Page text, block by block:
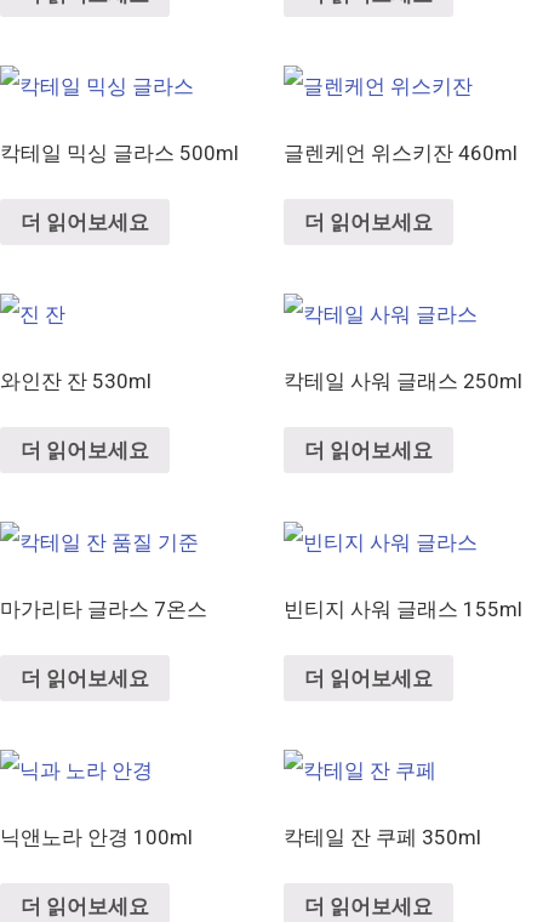
칵테일 믹싱 글라스 500ml
더 읽어보세요
글렌케언 위스키잔 460ml
더 읽어보세요
와인잔 잔 530ml
더 읽어보세요
칵테일 사워 글래스 250ml
더 읽어보세요
마가리타 글라스 7온스
더 읽어보세요
빈티지 사워 글래스 155ml
더 읽어보세요
닉앤노라 안경 100ml
더 읽어보세요
칵테일 잔 쿠페 350ml
더 읽어보세요